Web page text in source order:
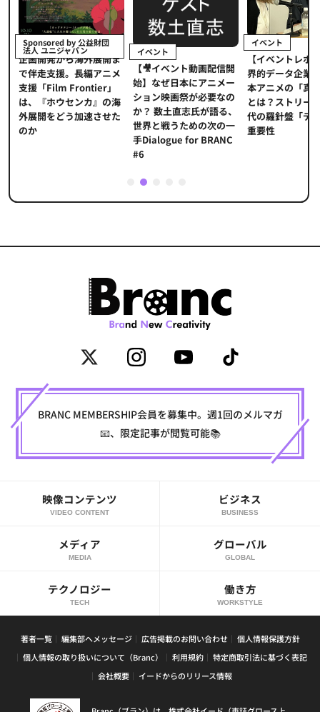
Sponsored by 公益財団
法人 ユニジャパン
企画開発から海外展開ま
で伴走支援。長編アニメ
支援「Film Frontier」
は、『ホウセンカ』の海
外展開をどう加速させた
のか
イベント
【🎥イベント動画配信開
始】なぜ日本にアニメー
ション映画祭が必要なの
か？ 数土直志氏が語る、
世界と戦うための次の一
手Dialogue for BRANC
#6
イベント
【イベントレポ
界的データ企業
本アニメの「真
とは？ストリー
代の羅針盤「デ
重要性
2
BRANC MEMBERSHIP会員を募集中。週1回のメルマガ
📧、限定記事が閲覧可能📚
映像コンテンツ
VIDEO CONTENT
ビジネス
BUSINESS
メディア
MEDIA
グローバル
GLOBAL
テクノロジー
TECH
働き方
WORKSTYLE
著者一覧 編集部へメッセージ 広告掲載のお問い合わせ
個人情報保護方針
個人情報の取り扱いについて（Branc）
利用規約
特定商取引法に基づく表記
会社概要
イードからのリリース情報